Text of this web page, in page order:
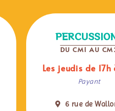
DU CM1 AU
Les jeudis de 17h
Payant
6 rue de